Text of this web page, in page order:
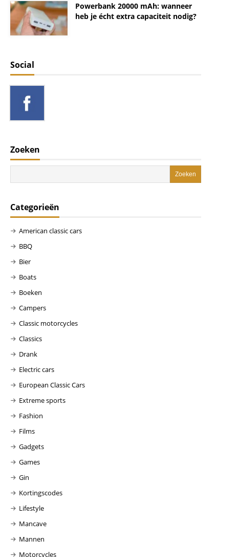
Powerbank 20000 mAh: wanneer
heb je écht extra capaciteit nodig?
Social
Zoeken
Categorieën
American classic cars
BBQ
Bier
Boats
Boeken
Campers
Classic motorcycles
Classics
Drank
Electric cars
European Classic Cars
Extreme sports
Fashion
Films
Gadgets
Games
Gin
Kortingscodes
Lifestyle
Mancave
Mannen
Motorcycles